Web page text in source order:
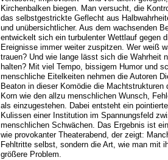
Kirchenbalken biegen. Man versucht, die
das selbstgestrickte Geflecht aus
und unübersichtlicher. Aus dem wachsenden
entwickelt sich ein turbulenter Wettlauf gegen
Ereignisse immer weiter zuspitzen. Wer weiß
trauen? Und wie lange lässt sich die Wahrheit
halten? Mit viel Tempo, bissigem Humor und
menschliche Eitelkeiten nehmen die Autoren
Beaton in dieser Komödie die Machtstrukturen
Korn wie den allzu menschlichen Wunsch,
als einzugestehen. Dabei entsteht ein
Kulissen einer Institution im Spannungsfeld
menschlichen Schwächen. Das Ergebnis ist
wie provokanter Theaterabend, der zeigt:
Fehltritte selbst, sondern die Art, wie man mit
größere Problem.